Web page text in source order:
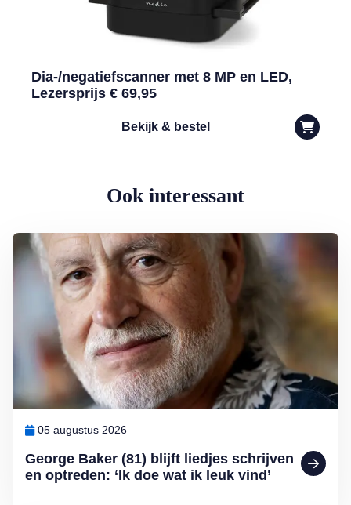
Dia-/negatiefscanner met 8 MP en LED,
Lezersprijs € 69,95
Bekijk & bestel
Ook interessant
George Baker (81) blijft liedjes schrijven
en optreden: ‘Ik doe wat ik leuk vind’
05 augustus 2026
Lees meer over George Baker (81) blijft liedjes schrijven en